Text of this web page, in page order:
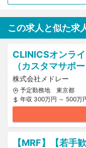
この求人と似た求
CLINICSオンラ
（カスタマサポ
株式会社メドレー
予定勤務地 東京都
年収 300万円 ～ 500万
【MRF】【若手